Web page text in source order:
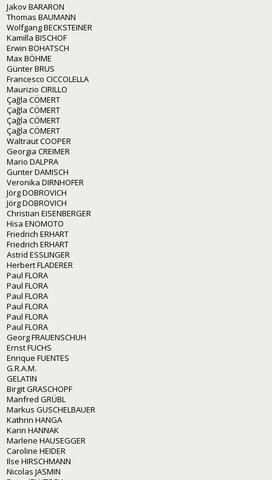
Jakov BARARON
Thomas BAUMANN
Wolfgang BECKSTEINER
Kamilla BISCHOF
Erwin BOHATSCH
Max BÖHME
Günter BRUS
Francesco CICCOLELLA
Maurizio CIRILLO
Çağla CÖMERT
Çağla CÖMERT
Çağla CÖMERT
Çağla CÖMERT
Waltraut COOPER
Georgia CREIMER
Mario DALPRA
Gunter DAMISCH
Veronika DIRNHOFER
Jörg DOBROVICH
Jörg DOBROVICH
Christian EISENBERGER
Hisa ENOMOTO
Friedrich ERHART
Friedrich ERHART
Astrid ESSLINGER
Herbert FLADERER
Paul FLORA
Paul FLORA
Paul FLORA
Paul FLORA
Paul FLORA
Paul FLORA
Georg FRAUENSCHUH
Ernst FUCHS
Enrique FUENTES
G.R.A.M.
GELATIN
Birgit GRASCHOPF
Manfred GRÜBL
Markus GUSCHELBAUER
Kathrin HANGA
Karin HANNAK
Marlene HAUSEGGER
Caroline HEIDER
Ilse HIRSCHMANN
Nicolas JASMIN